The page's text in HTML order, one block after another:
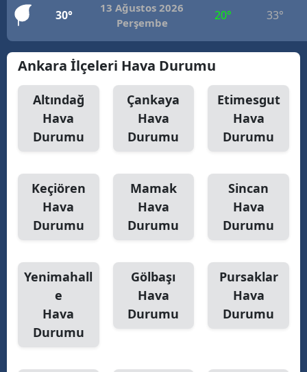
30°
13 Ağustos 2026
Perşembe
20° 33°
Ankara İlçeleri Hava Durumu
Altındağ
Hava
Durumu
Çankaya
Hava
Durumu
Etimesgut
Hava
Durumu
Keçiören
Hava
Durumu
Mamak
Hava
Durumu
Sincan
Hava
Durumu
Yenimahall
e
Hava
Durumu
Gölbaşı
Hava
Durumu
Pursaklar
Hava
Durumu